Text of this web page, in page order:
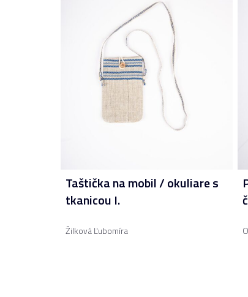
Taštička na mobil / okuliare s
tkanicou I.
Žilková Ľubomíra